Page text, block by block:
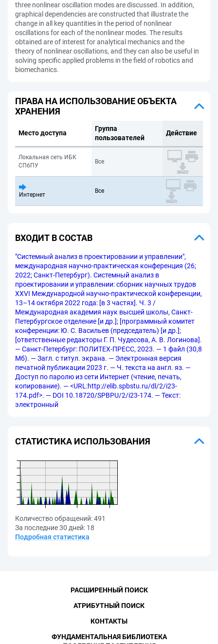
three nonlinear oscillation modes are discussed. In addition,
graphical dependencies are constructed that illustrate the
change in all key quantities in the period of nonlinear
oscillations for each of the nonlinear modes. The results
obtained are of interest for analytical mechanics and the
theory of nonlinear oscillations, and they can also be useful in
solving specific applied problems in the field of robotics and
biomechanics.
ПРАВА НА ИСПОЛЬЗОВАНИЕ ОБЪЕКТА
ХРАНЕНИЯ
Место доступа
Группа
пользователей
Действие
Локальная сеть ИБК
СПбПУ
Все
Интернет
Все
ВХОДИТ В СОСТАВ
"Системный анализ в проектировании и управлении",
международная научно-практическая конференция (26;
2022; Санкт-Петербург). Системный анализ в
проектировании и управлении: сборник научных трудов
XXVI Международной научно-практической конференции,
13–14 октября 2022 года: [в 3 частях]. Ч. 3 /
Международная академия наук высшей школы, Санкт-
Петербургское отделение [и др.]; [программный комитет
конференции: Ю. С. Васильев (председатель) [и др.];
[ответственные редакторы Г. П. Чудесова, А. В. Логинова].
— Санкт-Петербург: ПОЛИТЕХ-ПРЕСС, 2023. — 1 файл (30,8
Мб). — Загл. с титул. экрана. — Электронная версия
печатной публикации 2023 г. — Ч. текста на англ. яз. —
Доступ по паролю из сети Интернет (чтение, печать,
копирование). — <URL:http://elib.spbstu.ru/dl/2/i23-
174.pdf>. — DOI 10.18720/SPBPU/2/i23-174. — Текст:
электронный
СТАТИСТИКА ИСПОЛЬЗОВАНИЯ
Количество обращений:491
За последние 30 дней: 18
Подробная статистика
РАСШИРЕННЫЙ ПОИСК
АТРИБУТНЫЙ ПОИСК
КОНТАКТЫ
ФУНДАМЕНТАЛЬНАЯ БИБЛИОТЕКА